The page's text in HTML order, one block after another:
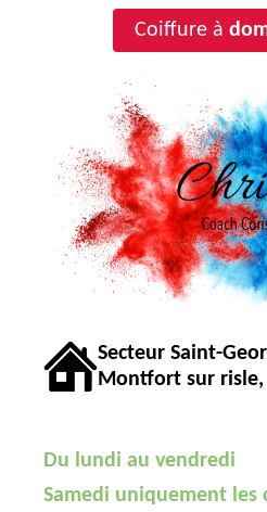
Coiffure à
Secteur Saint-
Montfort sur risle,
Du lundi au vendredi
Samedi uniquement les